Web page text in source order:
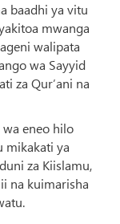
baadhi ya vitu
mwanga
walipata
wa Sayyid
za Qur’ani na
eneo hilo
mikakati ya
za Kiislamu,
na kuimarisha